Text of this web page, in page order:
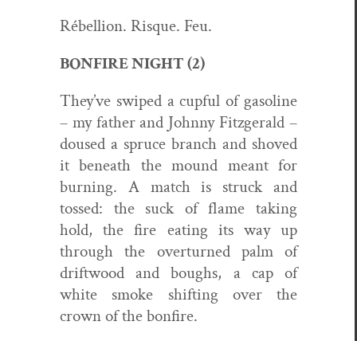
Rébel­lion. Risque. Feu.
BONFIRE NIGHT (2)
They’ve swiped a cup­ful of gaso­line
– my father and John­ny Fitzger­ald –
doused a spruce branch and shoved
it beneath the mound meant for
burn­ing. A match is struck and
tossed: the suck of flame tak­ing
hold, the fire eat­ing its way up
through the over­turned palm of
drift­wood and boughs, a cap of
white smoke shift­ing over the
crown of the bonfire.